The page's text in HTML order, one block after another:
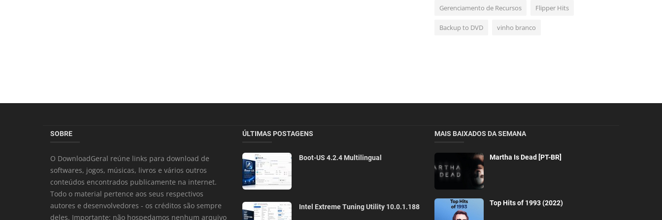
Gerenciamento de Recursos Flipper Hits
Backup to DVD vinho branco
SOBRE
O DownloadGeral reúne links para download de
softwares, jogos, músicas, livros e vários outros
conteúdos encontrados publicamente na internet.
Todo o material pertence aos seus respectivos
autores e desenvolvedores - os créditos são sempre
deles. Importante: não hospedamos nenhum arquivo
ÚLTIMAS POSTAGENS
Boot-US 4.2.4 Multilingual
Intel Extreme Tuning Utility 10.0.1.188
MAIS BAIXADOS DA SEMANA
Martha Is Dead [PT-BR]
Top Hits of 1993 (2022)